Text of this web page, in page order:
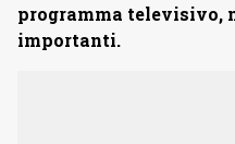
programma televisivo,
importanti.